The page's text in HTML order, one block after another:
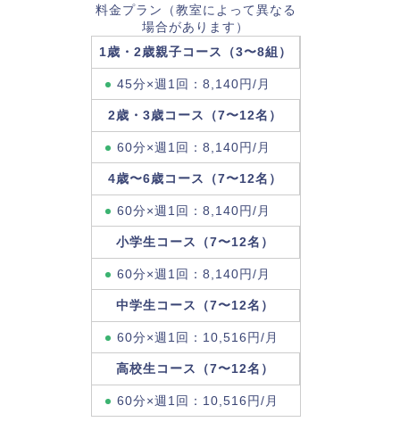
料金プラン（教室によって異なる
場合があります）
1歳・2歳親子コース（3〜8組）
45分×週1回：8,140円/月
2歳・3歳コース（7〜12名）
60分×週1回：8,140円/月
4歳〜6歳コース（7〜12名）
60分×週1回：8,140円/月
小学生コース（7〜12名）
60分×週1回：8,140円/月
中学生コース（7〜12名）
60分×週1回：10,516円/月
高校生コース（7〜12名）
60分×週1回：10,516円/月